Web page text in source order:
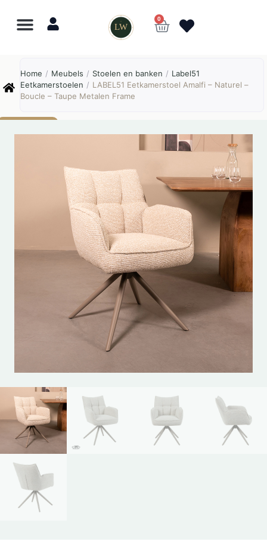
LW
0
Home / Meubels / Stoelen en banken / Label51
Eetkamerstoelen / LABEL51 Eetkamerstoel Amalfi – Naturel –
Boucle – Taupe Metalen Frame
Online